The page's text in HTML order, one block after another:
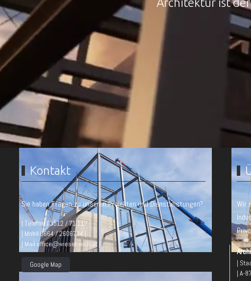
Kontakt
Sie haben Fragen zu unseren Projekten und Dienstleistungen?
| Telefon 03512 / 71 117 |
| Mobil 0664 / 2606734 |
| Mail office@wieser-arch.at |
Google Map
Wir
|
| A-